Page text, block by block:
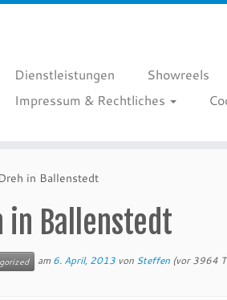
Dienstleistungen Showreels
Impressum & Rechtliches
in Ballenstedt
in Ballenstedt
am 6. April, 2013 von Steffen (vor 3964